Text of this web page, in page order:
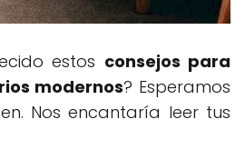
estos consejos para
modernos? Esperamos
Nos encantaría leer tus